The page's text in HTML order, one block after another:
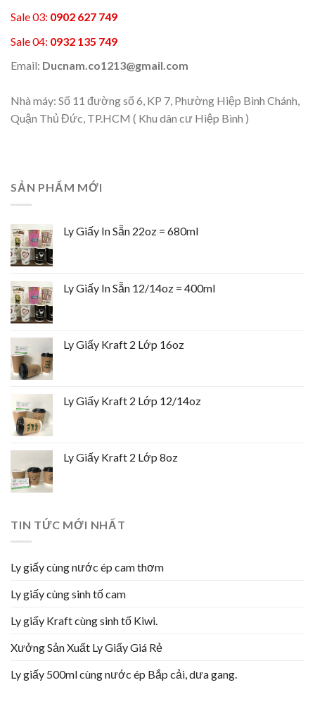
Sale 03: 0902 627 749
Sale 04: 0932 135 749
Email: Ducnam.co1213@gmail.com
Nhà máy: Số 11 đường số 6, KP 7, Phường Hiệp Bình Chánh,
Quận Thủ Đức, TP.HCM ( Khu dân cư Hiệp Bình )
SẢN PHẨM MỚI
Ly Giấy In Sẵn 22oz = 680ml
Ly Giấy In Sẵn 12/14oz = 400ml
Ly Giấy Kraft 2 Lớp 16oz
Ly Giấy Kraft 2 Lớp 12/14oz
Ly Giấy Kraft 2 Lớp 8oz
TIN TỨC MỚI NHẤT
Ly giấy cùng nước ép cam thơm
Ly giấy cùng sinh tố cam
Ly giấy Kraft cùng sinh tố Kiwi.
Xưởng Sản Xuất Ly Giấy Giá Rẻ
Ly giấy 500ml cùng nước ép Bắp cải, dưa gang.